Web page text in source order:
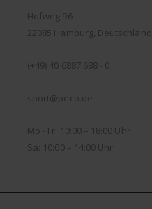
Hofweg 96
22085 Hamburg, Deutschland
(+49) 40 6887 688 - 0
sport@peco.de
Mo - Fr: 10:00 – 18:00 Uhr
Sa: 10:00 – 14:00 Uhr